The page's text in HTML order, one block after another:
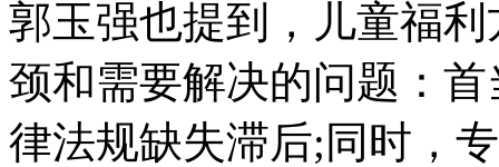
郭玉强也提到，儿童福
颈和需要解决的问题：
律法规缺失滞后;同时，